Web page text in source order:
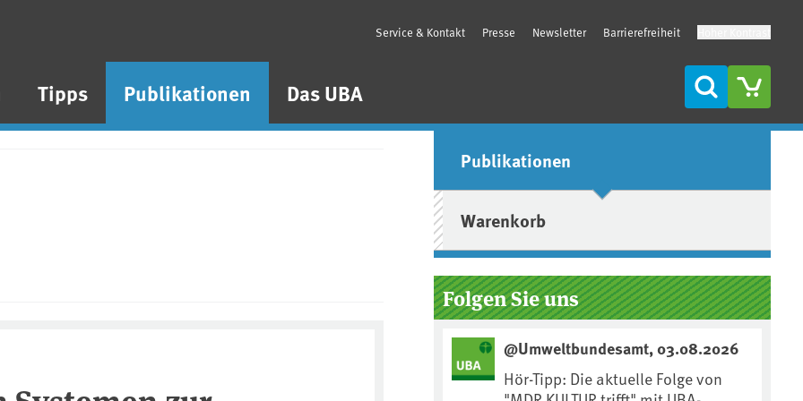
Tipps Publikationen Das UBA
Service & Kontakt Presse Newsletter Barrierefreiheit
Suche
Seitenleiste
Publikationen
Warenkorb
Folgen Sie uns
@Umweltbundesamt, 03.08.2026
Hör-Tipp: Die aktuelle Folge von